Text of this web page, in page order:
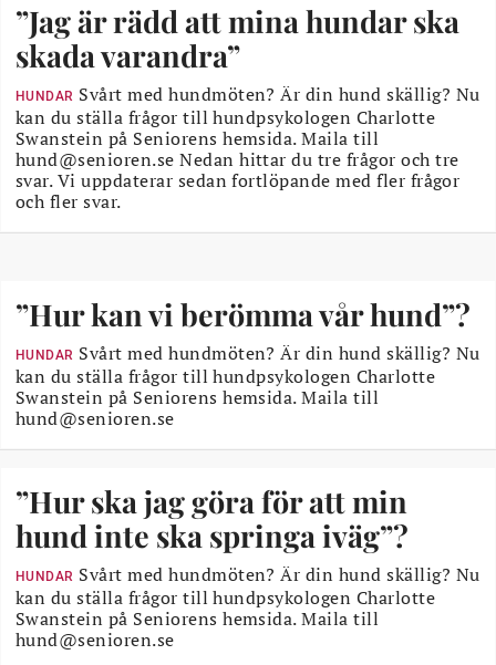
”Jag är rädd att mina hundar ska
skada varandra”
HUNDAR Svårt med hundmöten? Är din hund skällig? Nu
kan du ställa frågor till hundpsykologen Charlotte
Swanstein på Seniorens hemsida. Maila till
hund@senioren.se Nedan hittar du tre frågor och tre
svar. Vi uppdaterar sedan fortlöpande med fler frågor
och fler svar.
”Hur kan vi berömma vår hund”?
HUNDAR Svårt med hundmöten? Är din hund skällig? Nu
kan du ställa frågor till hundpsykologen Charlotte
Swanstein på Seniorens hemsida. Maila till
hund@senioren.se
”Hur ska jag göra för att min
hund inte ska springa iväg”?
HUNDAR Svårt med hundmöten? Är din hund skällig? Nu
kan du ställa frågor till hundpsykologen Charlotte
Swanstein på Seniorens hemsida. Maila till
hund@senioren.se